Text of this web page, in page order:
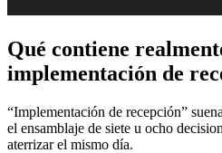
Qué contiene
implementación de
“Implementación de recepción”
el ensamblaje de siete u ocho
aterrizar el mismo día.